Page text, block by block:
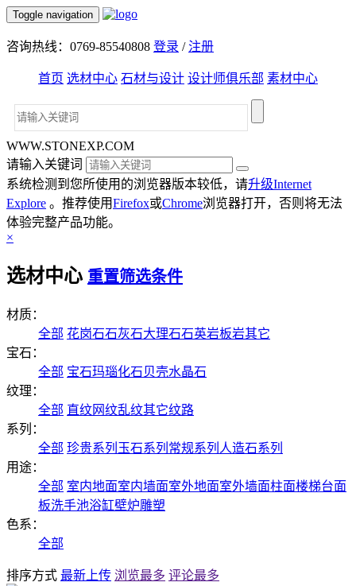
Toggle navigation
咨询热线：0769-85540808 登录 /注册
首页 选材中心 石材与设计 设计师俱乐部 素材中心
WWW.STONEXP.COM
请输入关键词
系统检测到您所使用的浏览器版本较低，请升级Internet
Explore 。推荐使用Firefox或Chrome浏览器打开，否则将无法
体验完整产品功能。
×
选材中心 重置筛选条件
材质：
全部 花岗石石灰石大理石石英岩板岩其它
宝石：
全部 宝石玛瑙化石贝壳水晶石
纹理：
全部 直纹网纹乱纹其它纹路
系列：
全部 珍贵系列 玉石系列 常规系列 人造石系列
用途：
全部 室内地面室内墙面室外地面室外墙面柱面楼梯台面
板洗手池浴缸壁炉雕塑
色系：
全部
排序方式 最新上传 浏览最多 评论最多